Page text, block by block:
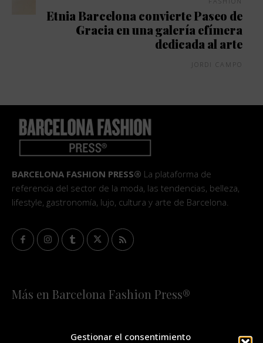
Gestionar el consentimiento
Etnia Barcelona convierte Paseo de
Gracia en una galería efímera
dedicada al arte
JORDI CAMPO
BARCELONA FASHION PRESS® La plataforma de
referencia del sector de la moda, las tendencias, belleza,
lifestyle, gastronomía, lujo, cultura y arte de Barcelona.
Más en Barcelona Fashion Press®